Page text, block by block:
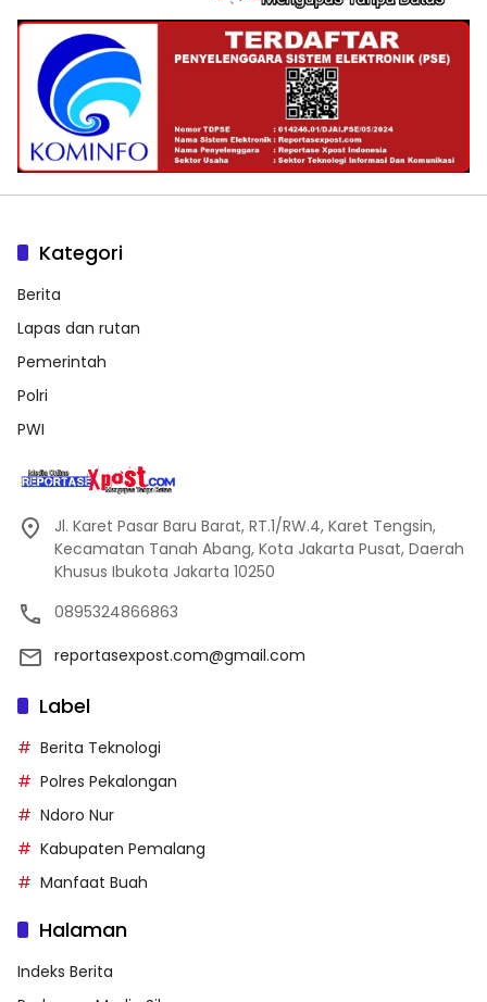
Kategori
Berita
Lapas dan rutan
Pemerintah
Polri
PWI
Jl. Karet Pasar Baru Barat, RT.1/RW.4, Karet Tengsin,
Kecamatan Tanah Abang, Kota Jakarta Pusat, Daerah
Khusus Ibukota Jakarta 10250
0895324866863
reportasexpost.com@gmail.com
Label
Berita Teknologi
Polres Pekalongan
Ndoro Nur
Kabupaten Pemalang
Manfaat Buah
Halaman
Indeks Berita